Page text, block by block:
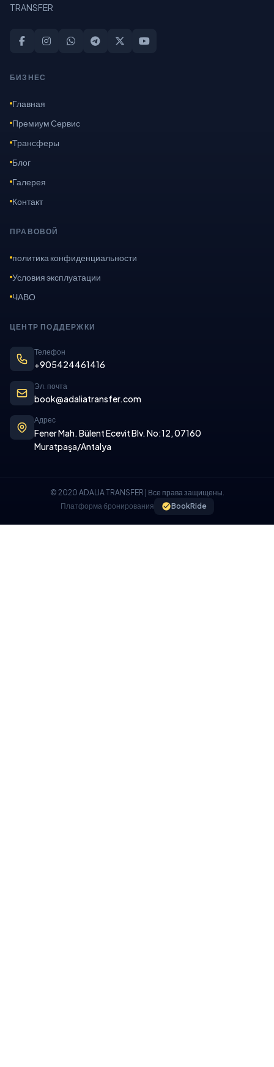
TRANSFER
БИЗНЕС
Главная
Премиум Сервис
Трансферы
Блог
Галерея
Контакт
ПРАВОВОЙ
политика конфиденциальности
Условия эксплуатации
ЧАВО
ЦЕНТР ПОДДЕРЖКИ
Телефон
+905424461416
Эл. почта
book@adaliatransfer.com
Адрес
Fener Mah. Bülent Ecevit Blv. No:12, 07160
Muratpaşa/Antalya
© 2020 ADALIA TRANSFER | Все права защищены.
Платформа бронирования
BookRide